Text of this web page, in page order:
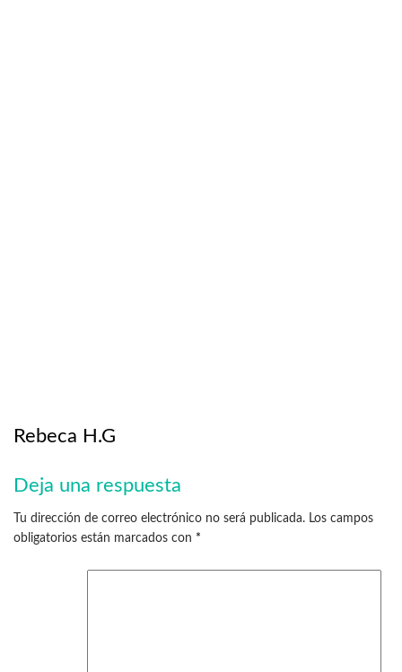
Rebeca H.G
Deja una respuesta
Tu dirección de correo electrónico no será publicada. Los campos
obligatorios están marcados con *